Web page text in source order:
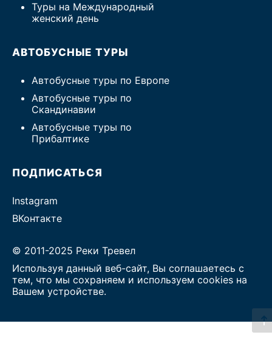
Туры на Международный
женский день
АВТОБУСНЫЕ ТУРЫ
Автобусные туры по Европе
Автобусные туры по
Скандинавии
Автобусные туры по
Прибалтике
ПОДПИСАТЬСЯ
Instagram
ВКонтакте
© 2011-2025 Реки Тревел
Используя данный веб-сайт, Вы соглашаетесь с
тем, что мы сохраняем и используем cookies на
Вашем устройстве.